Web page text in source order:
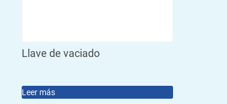
Llave de vaciado
Leer más